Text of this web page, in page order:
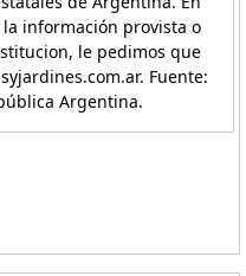
información provista o
le pedimos que
Fuente:
Argentina.